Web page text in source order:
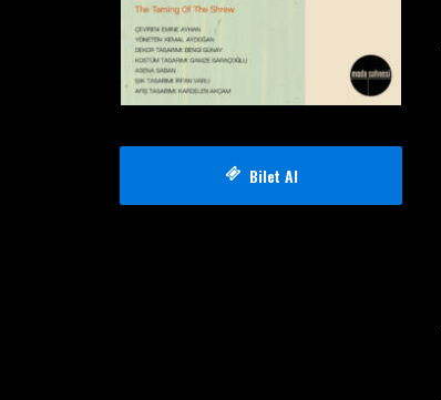
Bilet Al